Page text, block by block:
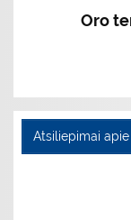
Oro
Atsiliepimai